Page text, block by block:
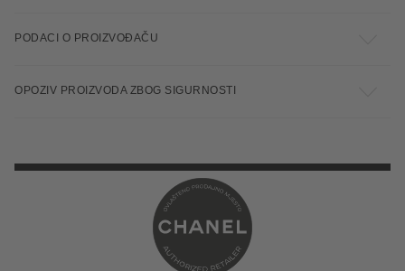
PODACI O PROIZVOĐAČU
OPOZIV PROIZVODA ZBOG SIGURNOSTI